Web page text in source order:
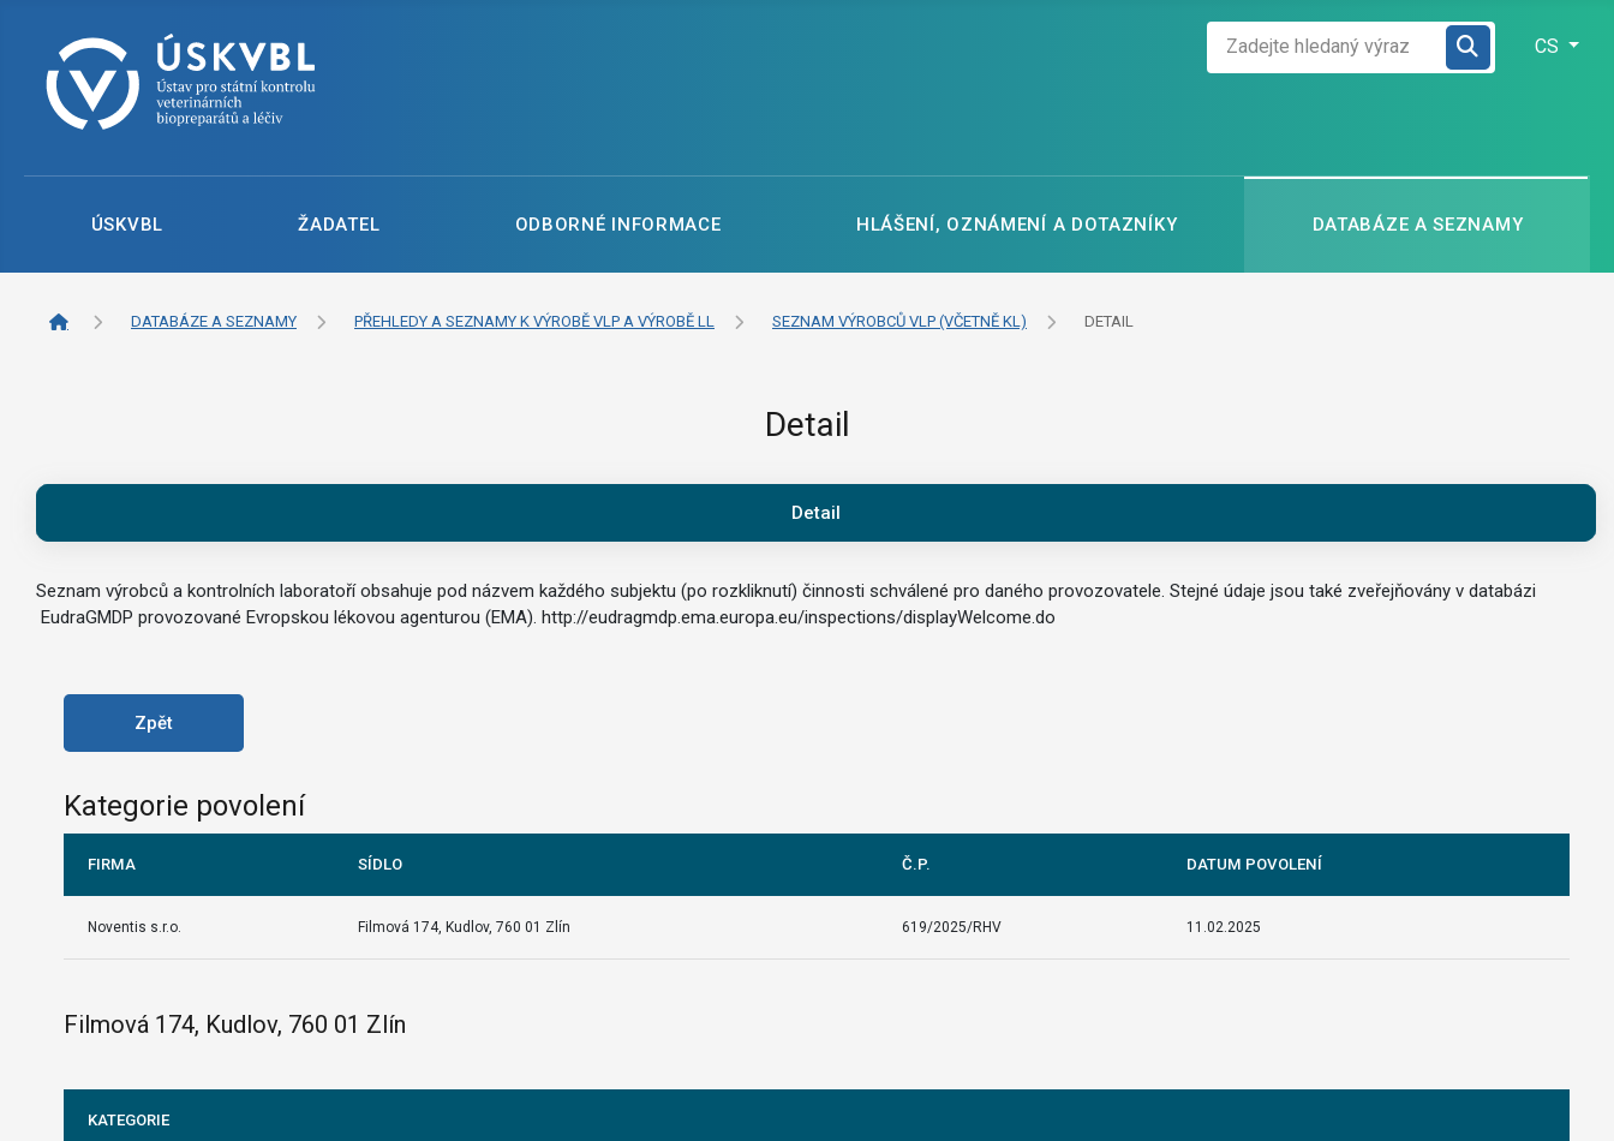
CS
ÚSKVBL ŽADATEL ODBORNÉ INFORMACE HLÁŠENÍ, OZNÁMENÍ A DOTAZNÍKY DATABÁZE A SEZNAMY
DATABÁZE A SEZNAMY PŘEHLEDY A SEZNAMY K VÝROBĚ VLP A VÝROBĚ LL SEZNAM VÝROBCŮ VLP (VČETNĚ KL) DETAIL
Detail
Detail
Seznam výrobců a kontrolních laboratoří obsahuje pod názvem každého subjektu (po rozkliknutí) činnosti schválené pro daného provozovatele. Stejné údaje jsou také zveřejňovány v databázi
EudraGMDP provozované Evropskou lékovou agenturou (EMA). http://eudragmdp.ema.europa.eu/inspections/displayWelcome.do
Zpět
Kategorie povolení
FIRMA SÍDLO Č.P. DATUM POVOLENÍ
Noventis s.r.o. Filmová 174, Kudlov, 760 01 Zlín 619/2025/RHV 11.02.2025
Filmová 174, Kudlov, 760 01 Zlín
KATEGORIE